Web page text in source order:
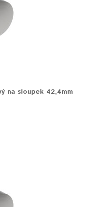
na sloupek 42,4mm